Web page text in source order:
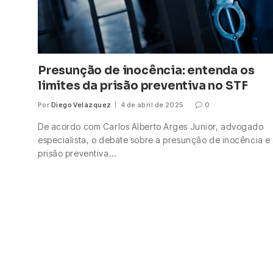
Presunção de inocência: entenda os
limites da prisão preventiva no STF
Por Diego Velázquez 4 de abril de 2025 0
De acordo com Carlos Alberto Arges Junior, advogado
especialista, o debate sobre a presunção de inocência e
prisão preventiva…